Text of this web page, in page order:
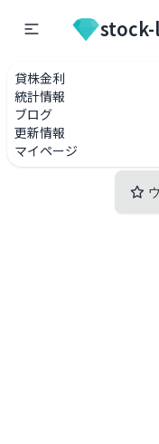
貸株金利
統計情報
ブログ
更新情報
マイページ
貸株金利一覧
開始
週